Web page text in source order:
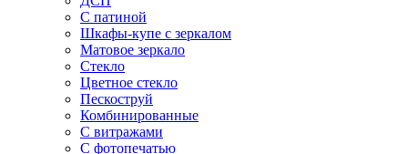
С патиной
Шкафы-купе с зеркалом
Матовое зеркало
Стекло
Цветное стекло
Пескоструй
Комбинированные
С витражами
С фотопечатью